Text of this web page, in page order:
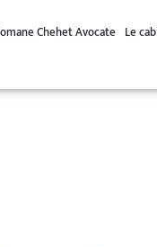
Chehet Avocate Le